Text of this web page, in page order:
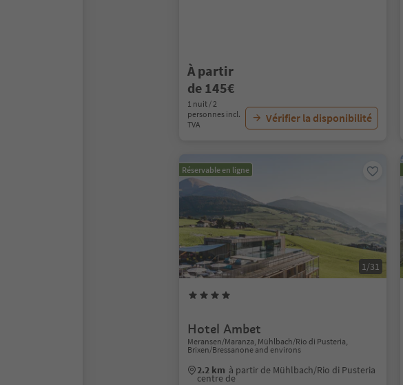
À partir
de 145€
1 nuit / 2
personnes incl.
TVA
Vérifier la disponibilité
Réservable en ligne
1/31
Hotel Ambet
Meransen/Maranza, Mühlbach/Rio di Pusteria,
Brixen/Bressanone and environs
2.2 km à partir de Mühlbach/Rio di Pusteria
centre de